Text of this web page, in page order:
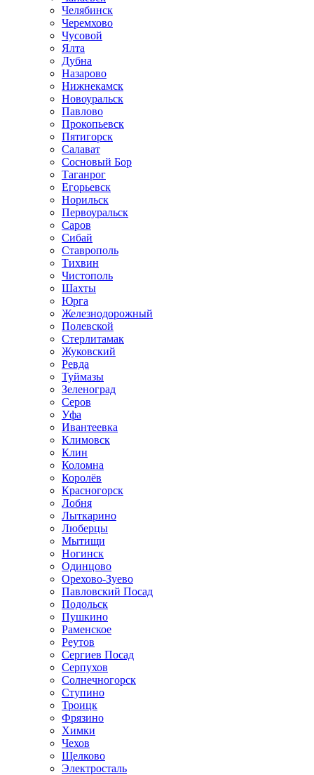
Челябинск
Черемхово
Чусовой
Ялта
Дубна
Назарово
Нижнекамск
Новоуральск
Павлово
Прокопьевск
Пятигорск
Салават
Сосновый Бор
Таганрог
Егорьевск
Норильск
Первоуральск
Саров
Сибай
Ставрополь
Тихвин
Чистополь
Шахты
Юрга
Железнодорожный
Полевской
Стерлитамак
Жуковский
Ревда
Туймазы
Зеленоград
Серов
Уфа
Ивантеевка
Климовск
Клин
Коломна
Королёв
Красногорск
Лобня
Лыткарино
Люберцы
Мытищи
Ногинск
Одинцово
Орехово-Зуево
Павловский Посад
Подольск
Пушкино
Раменское
Реутов
Сергиев Посад
Серпухов
Солнечногорск
Ступино
Троицк
Фрязино
Химки
Чехов
Щелково
Электросталь